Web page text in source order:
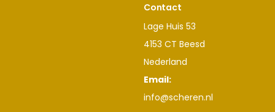
Contact
Lage Huis 53
4153 CT Beesd
Nederland
Email:
info@scheren.nl